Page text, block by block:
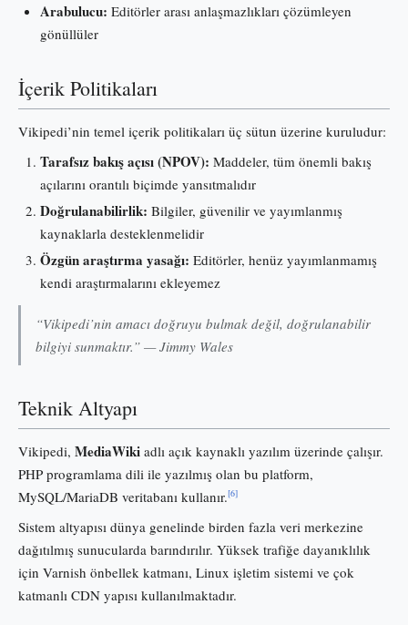
Arabulucu: Editörler arası anlaşmazlıkları çözümleyen
gönüllüler
İçerik Politikaları
Vikipedi’nin temel içerik politikaları üç sütun üzerine kuruludur:
Tarafsız bakış açısı (NPOV): Maddeler, tüm önemli bakış
açılarını orantılı biçimde yansıtmalıdır
Doğrulanabilirlik: Bilgiler, güvenilir ve yayımlanmış
kaynaklarla desteklenmelidir
Özgün araştırma yasağı: Editörler, henüz yayımlanmamış
kendi araştırmalarını ekleyemez
“Vikipedi’nin amacı doğruyu bulmak değil, doğrulanabilir
bilgiyi sunmaktır.” — Jimmy Wales
Teknik Altyapı
Vikipedi, MediaWiki adlı açık kaynaklı yazılım üzerinde çalışır.
PHP programlama dili ile yazılmış olan bu platform,
MySQL/MariaDB veritabanı kullanır.[6]
Sistem altyapısı dünya genelinde birden fazla veri merkezine
dağıtılmış sunucularda barındırılır. Yüksek trafiğe dayanıklılık
için Varnish önbellek katmanı, Linux işletim sistemi ve çok
katmanlı CDN yapısı kullanılmaktadır.